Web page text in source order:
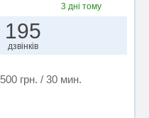
3 дні тому
195
дзвінків
500 грн. / 30 мин.